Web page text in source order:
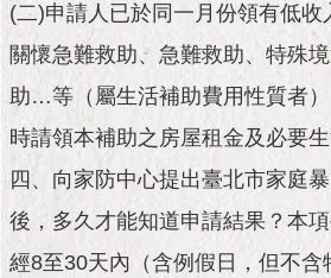
臺
北
旅
網
政
網
(二)申請人已於同一月份領有低收
關懷急難救助、急難救助、特殊
助…等（屬生活補助費用性質者
時請領本補助之房屋租金及必要生
四、向家防中心提出臺北市家庭
後，多久才能知道申請結果？本
經8至30天內（含例假日，但不